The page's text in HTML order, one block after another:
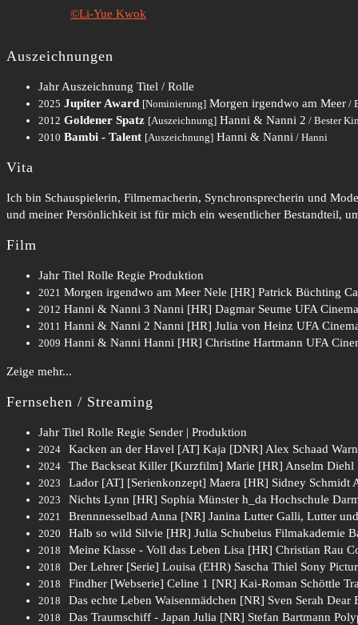
©Li-Yue Kwok
Auszeichnungen
Jahr Auszeichnung Titel / Rolle
2025 Jupiter Award [Nominierung] Morgen irgendwo am Meer /
2012 Goldener Spatz [Auszeichnung] Hanni & Nanni 2 / Bester
2010 Bambi - Talent [Auszeichnung] Hanni & Nanni / Hanni
Vita
Ich bin Schauspielerin, Filmemacherin, Synchronsprecherin und
und meiner Persönlichkeit ist für mich ein wesentlicher Bestandteil,
Film
Jahr Titel Rolle Regie Produktion
2021 Morgen irgendwo am Meer Nele [HR] Patrick Büchting
2012 Hanni & Nanni 3 Nanni [HR] Dagmar Seume UFA
2011 Hanni & Nanni 2 Nanni [HR] Julia von Heinz UFA
2009 Hanni & Nanni Hanni [HR] Christine Hartmann UFA
Zeige mehr...
Fernsehen / Streaming
Jahr Titel Rolle Regie Sender | Produktion
2024 Kacken an der Havel [AT] Kaja [DNR] Alex Schaad
2024 The Backseat Killer [Kurzfilm] Marie [HR] Anselm Diehl
2023 Lador [AT] [Serienkonzept] Maera [HR] Sidney Schmidt
2023 Nichts Lynn [HR] Sophia Münster h_da Hochschule
2021 Brennnesselbad Anna [NR] Janina Lutter Galli, Lutter
2020 Halb so wild Silvie [HR] Julia Schubeius Filmakademie
2018 Meine Klasse - Voll das Leben Lisa [HR] Christian Rau
2018 Der Lehrer [Serie] Louisa (EHR) Sascha Thiel Sony
2018 Findher [Webserie] Celine 1 [NR] Kai-Roman Schöttle
2018 Das echte Leben Waisenmädchen [NR] Sven Serah Dear
2018 Das Traumschiff - Japan Julia [NR] Stefan Bartmann